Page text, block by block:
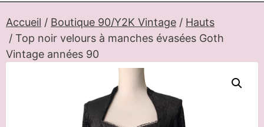
Accueil / Boutique 90/Y2K Vintage / Hauts
/ Top noir velours à manches évasées Goth
Vintage années 90